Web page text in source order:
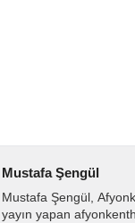
Mustafa Şengül
Mustafa Şengül,
yayın yapan